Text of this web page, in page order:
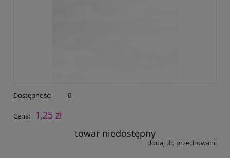
Dostępność: 0
Cena:
1,25 zł
towar niedostępny
dodaj do przechowalni